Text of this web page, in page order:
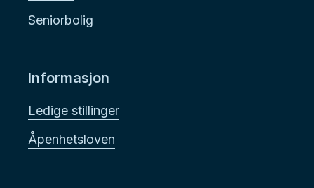
Seniorbolig
Informasjon
Ledige stillinger
Åpenhetsloven